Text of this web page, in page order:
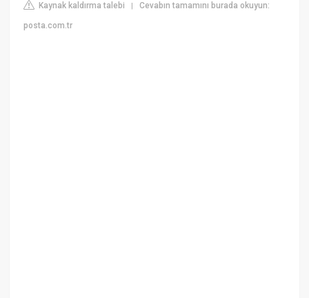
Kaynak kaldırma talebi |Cevabın tamamını burada okuyun:
posta.com.tr